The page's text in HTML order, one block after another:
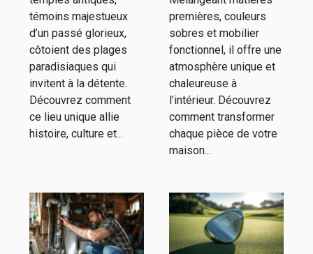
témoins majestueux
d’un passé glorieux,
côtoient des plages
paradisiaques qui
invitent à la détente.
Découvrez comment
ce lieu unique allie
histoire, culture et...
premières, couleurs
sobres et mobilier
fonctionnel, il offre une
atmosphère unique et
chaleureuse à
l’intérieur. Découvrez
comment transformer
chaque pièce de votre
maison...